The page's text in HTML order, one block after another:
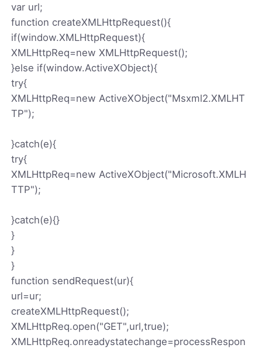
var url;
function createXMLHttpRequest(){
if(window.XMLHttpRequest){
XMLHttpReq=new XMLHttpRequest();
}else if(window.ActiveXObject){
try{
XMLHttpReq=new ActiveXObject("Msxml2.XMLHT
TP");
}catch(e){
try{
XMLHttpReq=new ActiveXObject("Microsoft.XMLH
TTP");
}catch(e){}
}
}
}
function sendRequest(ur){
url=ur;
createXMLHttpRequest();
XMLHttpReq.open("GET",url,true);
XMLHttpReq.onreadystatechange=processRespon